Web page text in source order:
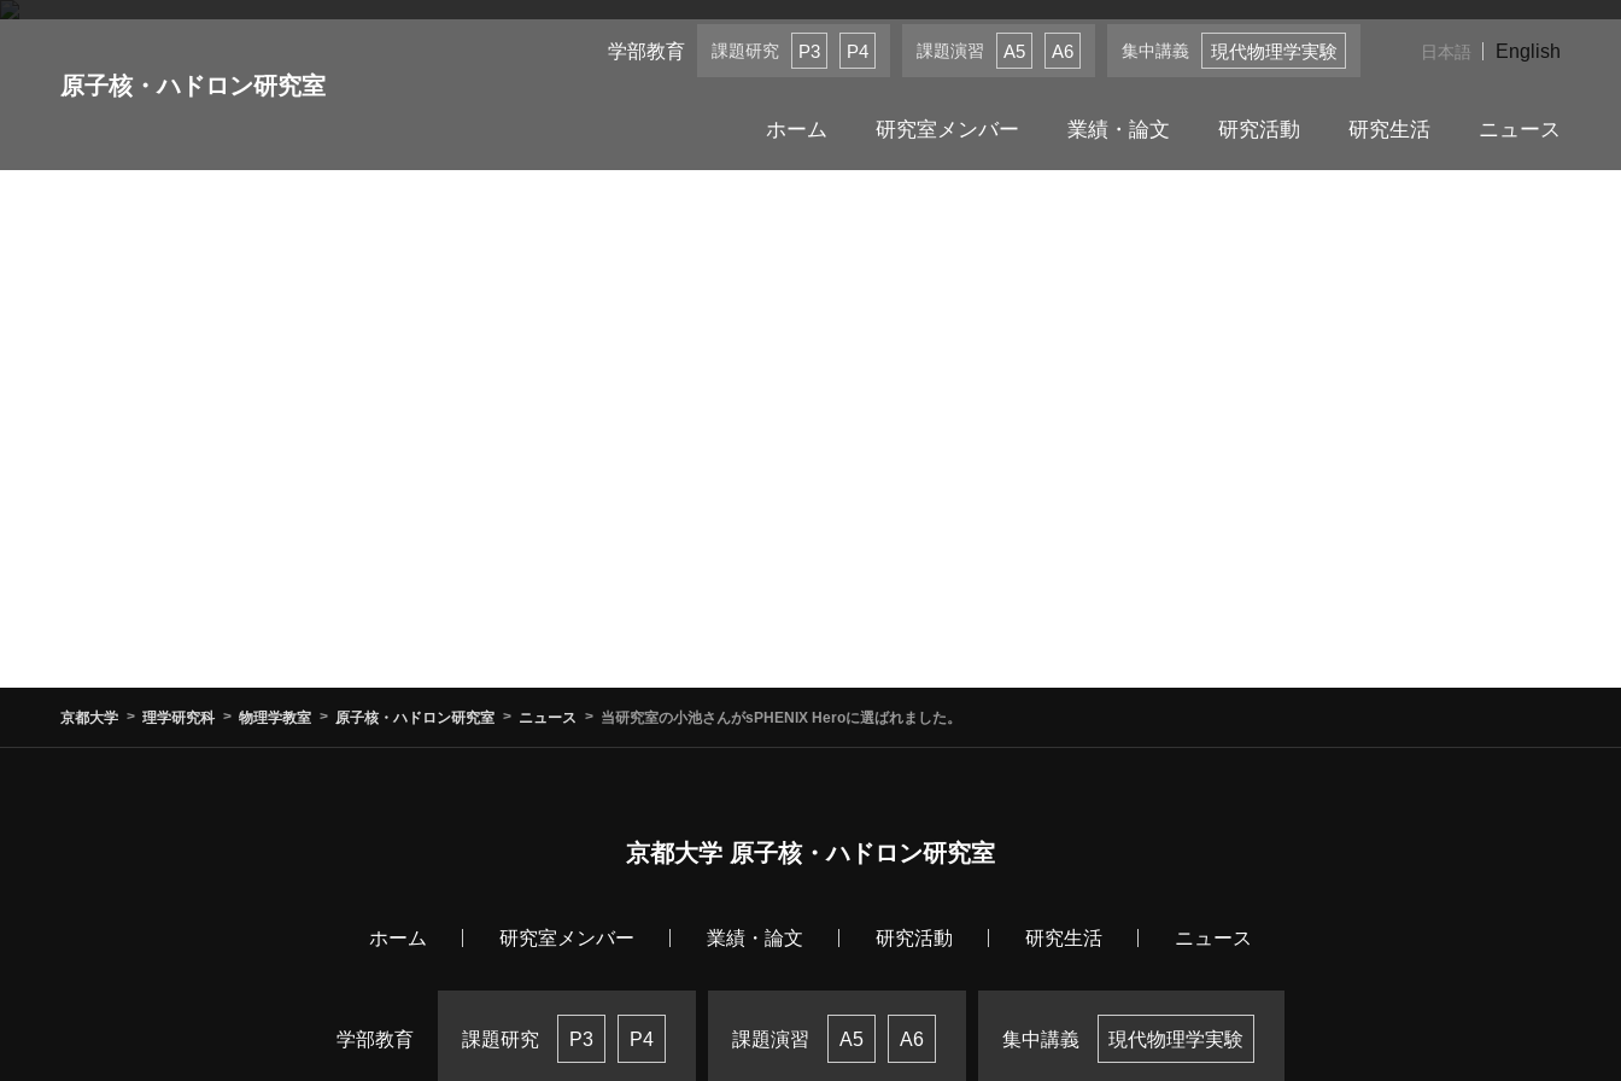
原子核・ハドロン研究室
学部教育 課題研究 P3 P4 課題演習 A5 A6 集中講義 現代物理学実験 English
日本語
ホーム 研究室メンバー 業績・論文 研究活動 研究生活 ニュース
京都大学 理学研究科 物理学教室 原子核・ハドロン研究室 ニュース 当研究室の小池さんがsPHENIX Heroに選ばれました。
京都大学 原子核・ハドロン研究室
ホーム 研究室メンバー 業績・論文 研究活動 研究生活 ニュース
学部教育 課題研究 P3 P4 課題演習 A5 A6 集中講義 現代物理学実験